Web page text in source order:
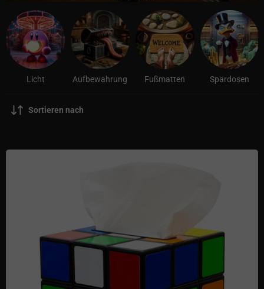
Licht Aufbewahrung Fußmatten Spardosen
Sortieren nach